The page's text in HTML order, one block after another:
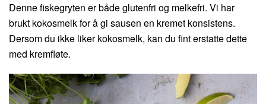
Denne fiskegryten er både glutenfri og melkefri. Vi har
brukt kokosmelk for å gi sausen en kremet konsistens.
Dersom du ikke liker kokosmelk, kan du fint erstatte dette
med kremfløte.